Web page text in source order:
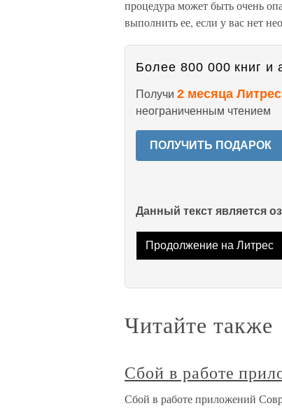
процедура может быть очень
выполнить ее, если у вас нет
Более 800 000 книг и
Получи 2 месяца
неограниченным чтением
ПОЛУЧИТЬ ПОДАРОК
Данный текст является
Продолжение на Литрес
Читайте также
Сбой в работе
Сбой в работе приложений